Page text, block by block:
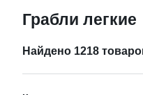
Грабли легкие
Найдено 1218